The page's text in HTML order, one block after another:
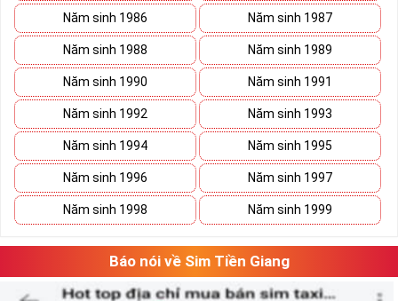
Năm sinh 1986 Năm sinh 1987
Năm sinh 1988 Năm sinh 1989
Năm sinh 1990 Năm sinh 1991
Năm sinh 1992 Năm sinh 1993
Năm sinh 1994 Năm sinh 1995
Năm sinh 1996 Năm sinh 1997
Năm sinh 1998 Năm sinh 1999
Báo nói về Sim Tiền Giang